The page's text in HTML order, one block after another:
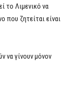
το Λιμενικό να
που ζητείται είναι
να γίνουν μόνον